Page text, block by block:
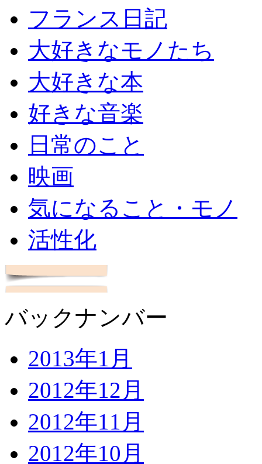
フランス日記
大好きなモノたち
大好きな本
好きな音楽
日常のこと
映画
気になること・モノ
活性化
バックナンバー
2013年1月
2012年12月
2012年11月
2012年10月